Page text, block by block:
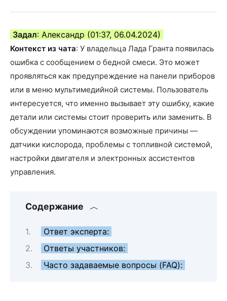
Задал: Александр (01:37, 06.04.2024)
Контекст из чата: У владельца Лада Гранта появилась
ошибка с сообщением о бедной смеси. Это может
проявляться как предупреждение на панели приборов
или в меню мультимедийной системы. Пользователь
интересуется, что именно вызывает эту ошибку, какие
детали или системы стоит проверить или заменить. В
обсуждении упоминаются возможные причины —
датчики кислорода, проблемы с топливной системой,
настройки двигателя и электронных ассистентов
управления.
Содержание
Ответ эксперта:
Ответы участников:
Часто задаваемые вопросы (FAQ):